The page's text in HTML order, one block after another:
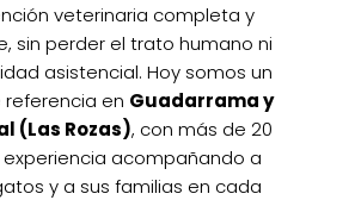
veterinaria completa y
sin perder el trato humano ni
asistencial. Hoy somos un
en Guadarrama y
(Las Rozas), con más de 20
acompañando a
y a sus familias en cada